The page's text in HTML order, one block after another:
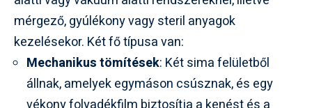
mérgező, gyúlékony vagy steril anyagok
kezelésekor. Két fő típusa van:
Mechanikus tömítések: Két sima felületből
állnak, amelyek egymáson csúsznak, és egy